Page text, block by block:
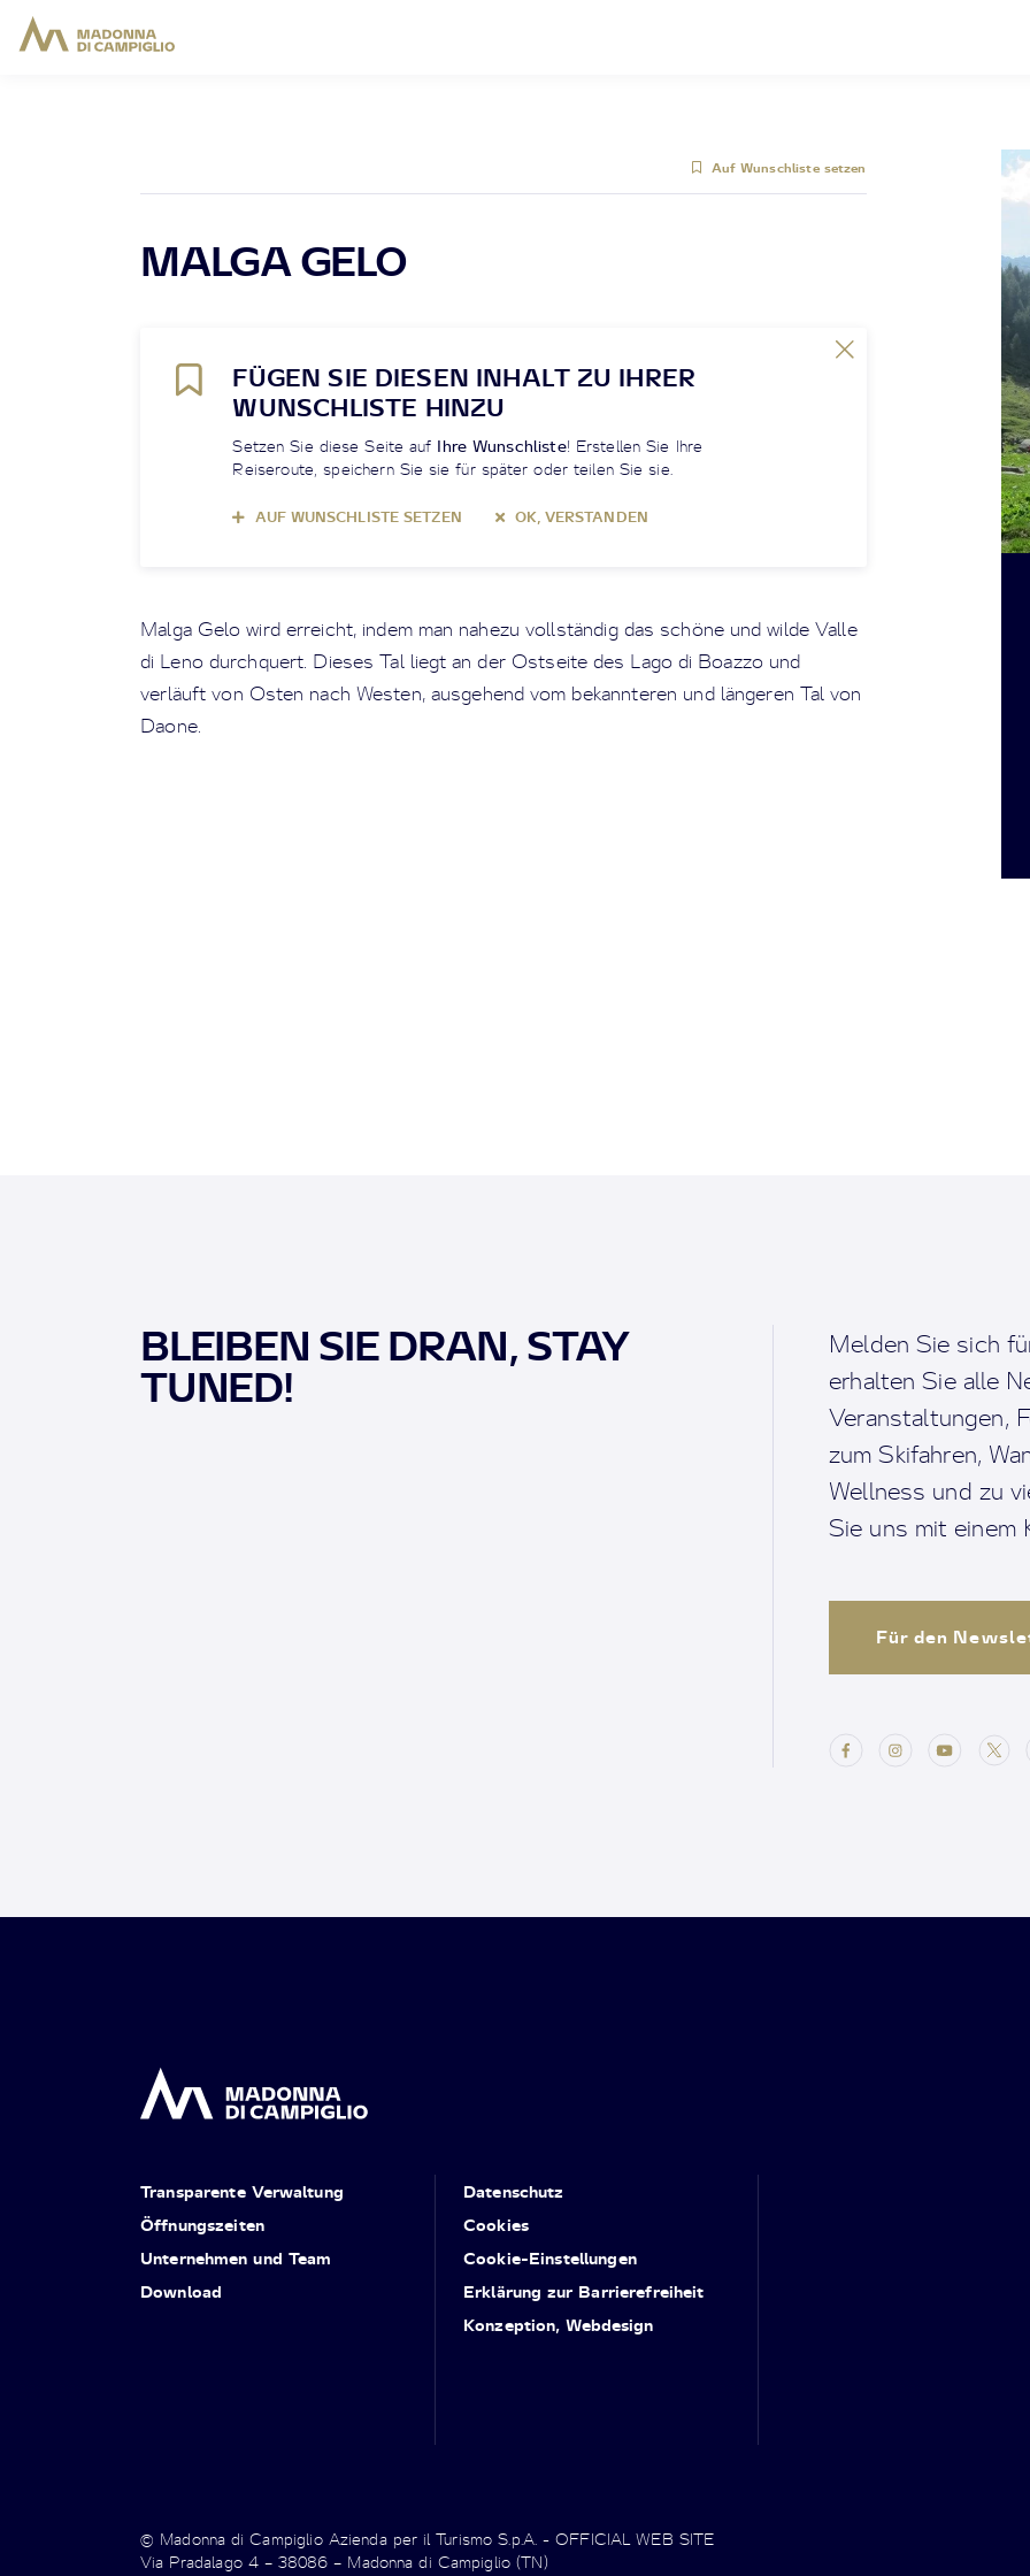
Auf Wunschliste setzen
MALGA GELO
FÜGEN SIE DIESEN INHALT ZU IHRER
WUNSCHLISTE HINZU
Setzen Sie diese Seite auf Ihre Wunschliste! Erstellen Sie Ihre
Reiseroute, speichern Sie sie für später oder teilen Sie sie.
AUF WUNSCHLISTE SETZEN OK, VERSTANDEN
Malga Gelo wird erreicht, indem man nahezu vollständig das schöne und wilde Valle
di Leno durchquert. Dieses Tal liegt an der Ostseite des Lago di Boazzo und
verläuft von Osten nach Westen, ausgehend vom bekannteren und längeren Tal von
Daone.
BLEIBEN SIE DRAN, STAY
TUNED!
Melden Sie sich
erhalten Sie alle
Veranstaltungen,
zum Skifahren,
Wellness und zu
Sie uns mit einem
Für den
Transparente Verwaltung
Öffnungszeiten
Unternehmen und Team
Download
Datenschutz
Cookies
Cookie-Einstellungen
Erklärung zur Barrierefreiheit
Konzeption, Webdesign
© Madonna di Campiglio Azienda per il Turismo S.p.A. - OFFICIAL WEB SITE
Via Pradalago 4 – 38086 – Madonna di Campiglio (TN)